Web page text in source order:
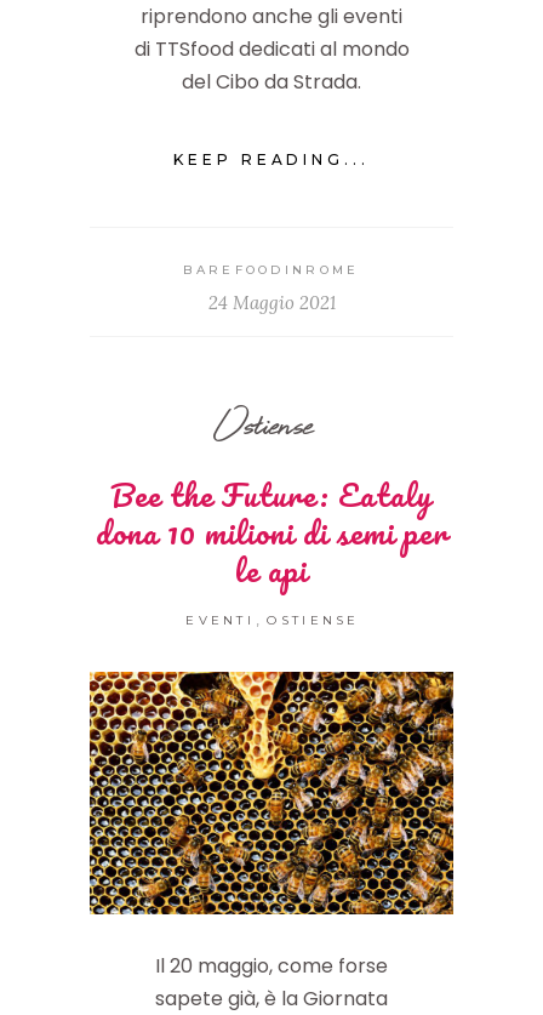
riprendono anche gli eventi
di TTSfood dedicati al mondo
del Cibo da Strada.
KEEP READING...
BAREFOODINROME
24 Maggio 2021
Ostiense
Bee the Future: Eataly
dona 10 milioni di semi per
le api
EVENTI OSTIENSE
Il 20 maggio, come forse
sapete già, è la Giornata